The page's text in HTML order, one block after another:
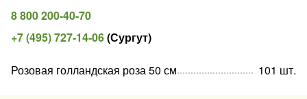
8 800 200-40-70
+7 (495) 727-14-06(Сургут)
Розовая голландская роза 50 см 101 шт.